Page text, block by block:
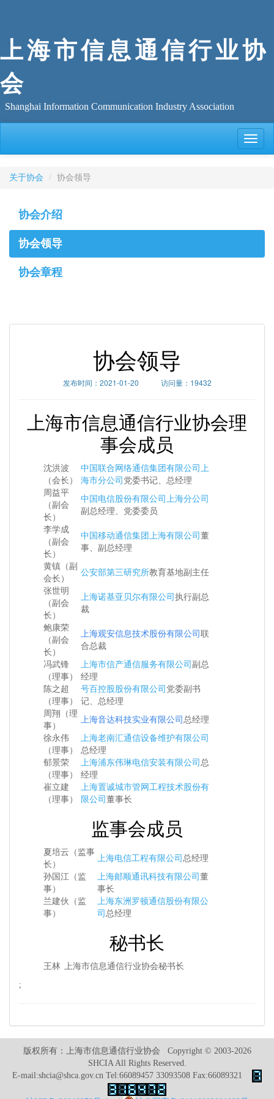
上海市信息通信行业协
会
Shanghai Information Communication Industry Association
Toggle
关于协会 协会领导
协会介绍
协会领导
协会章程
协会领导
发布时间：2021-01-20 访问量：19432
上海市信息通信行业协会理
事会成员
沈洪波
（会长）
中国联合网络通信集团有限公司上
海市分公司 党委书记、总经理
周益平
（副会
长）
中国电信股份有限公司上海分公司
副总经理、党委委员
李学成
（副会
长）
中国移动通信集团上海有限公司 董
事、副总经理
黄镇（副
会长）
公安部第三研究所教育基地副主任
张世明
（副会
长）
上海诺基亚贝尔有限公司 执行副总
裁
鲍康荣
（副会
长）
上海观安信息技术股份有限公司 联
合总裁
冯武锋
（理事）
上海市信产通信服务有限公司 副总
经理
陈之超
（理事）
号百控股股份有限公司 党委副书
记、总经理
周翔（理
事）
上海音达科技实业有限公司 总经理
徐永伟
（理事）
上海老南汇通信设备维护有限公司
总经理
郁景荣
（理事）
上海浦东伟琳电信安装有限公司 总
经理
崔立建
（理事）
上海置诚城市管网工程技术股份有
限公司 董事长
监事会成员
夏培云（监事
长）
上海电信工程有限公司 总经理
孙国江（监
事）
上海邮顺通讯科技有限公司 董
事长
兰建伙（监
事）
上海东洲罗顿通信股份有限公
司 总经理
秘书长
王林 上海市信息通信行业协会秘书长
;
版权所有：上海市信息通信行业协会 Copyright © 2003-2026
SHCIA All Rights Reserved.
E-mail:shcia@shca.gov.cn Tel:66089457 33093508 Fax:66089321